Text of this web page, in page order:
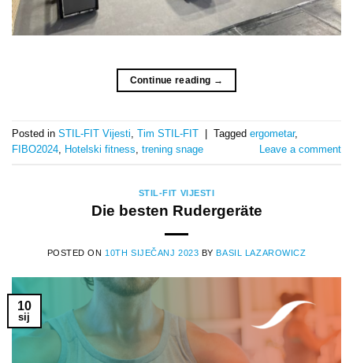
Continue reading →
Posted in STIL-FIT Vijesti Tim STIL-FIT Tagged ergometar,
FIBO2024
Hotelski fitness trening snage Leave a comment
STIL-FIT VIJESTI
Die besten Rudergeräte
POSTED ON 10TH SIJEČANJ 2023 BYBASIL LAZAROWICZ
10
sij